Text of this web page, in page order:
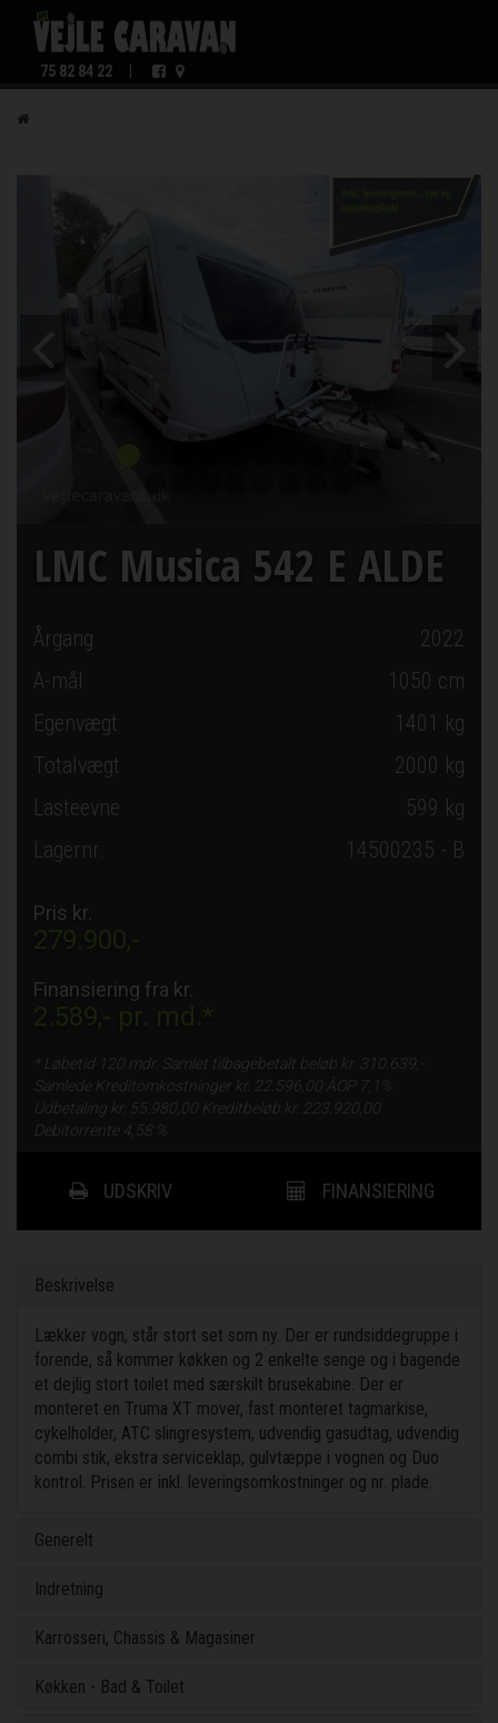
75 82 84 22
LMC Musica 542 E ALDE
Årgang
2022
A-mål
1050 cm
Egenvægt
1401 kg
Totalvægt
2000 kg
Lasteevne
599 kg
Lagernr.
14500235 - B
Pris kr.
279.900,-
Finansiering fra kr.
2.589,- pr. md.*
* Løbetid 120 mdr. Samlet tilbagebetalt beløb kr.
310.639,-
Samlede Kreditomkostninger kr.
22.596,00 ÅOP
7,1%
Udbetaling kr. 55.980,00 Kreditbeløb kr.
223.920,00
Debitorrente 4,58 %
UDSKRIV FINANSIERING
Beskrivelse
Lækker vogn, står stort set som ny. Der er rundsiddegruppe i
forende, så kommer køkken og 2 enkelte senge og i bagende
et dejlig stort toilet med særskilt brusekabine. Der er
monteret en Truma XT mover, fast monteret tagmarkise,
cykelholder, ATC slingresystem, udvendig gasudtag, udvendig
combi stik, ekstra serviceklap, gulvtæppe i vognen og Duo
kontrol. Prisen er inkl. leveringsomkostninger og nr. plade.
Generelt
Indretning
Karrosseri, Chassis & Magasiner
Køkken - Bad & Toilet